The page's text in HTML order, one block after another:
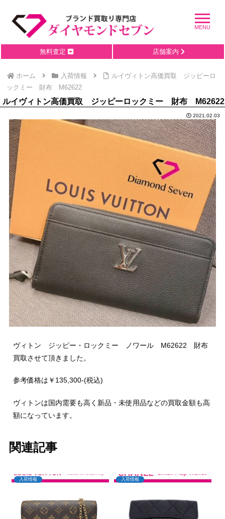
無料査定 店舗案内
ホーム 入荷情報
ルイヴィトン高価買取 ジッピーロ
ックミー 財布 M62622
ルイヴィトン高価買取 ジッピーロックミー 財布 M62622
2021.02.03
ヴィトン ジッピー・ロックミー ノワール M62622 財布
買取させて頂きました。
参考価格は￥135,300-(税込)
ヴィトンは国内需要も高く新品・未使用品などの買取金額も高
額になっています。
関連記事
入荷情報 入荷情報